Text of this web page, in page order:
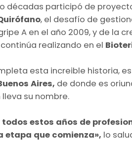
décadas participó de
, el desafío de
A en el año 2009, y de la
realizando en el
esta increible historia,
Aires, de donde es
su nombre.
estos años de
etapa que comienza», lo